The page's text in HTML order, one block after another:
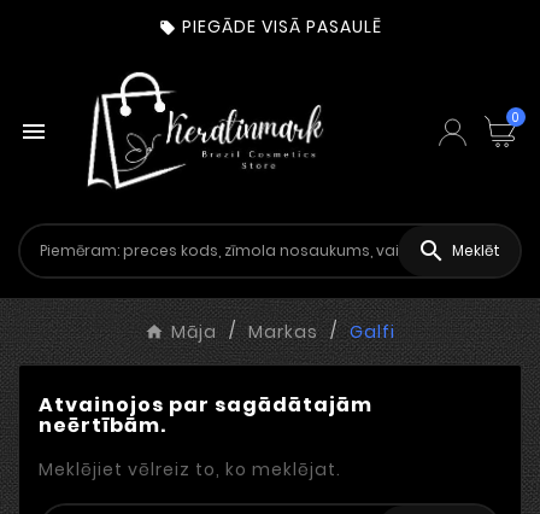
 PIEGĀDE VISĀ PASAULĒ
 0
 Meklēt
Māja Markas Galfi
Atvainojos par sagādātajām
neērtībām.
Meklējiet vēlreiz to, ko meklējat.